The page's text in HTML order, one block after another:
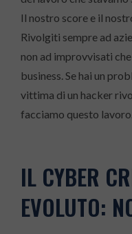
Il nostro score e il
Rivolgiti sempre ad
non ad improvvisati
business. Se hai un
vittima di un hacker
facciamo questo lavoro.
IL CYBER
EVOLUTO: